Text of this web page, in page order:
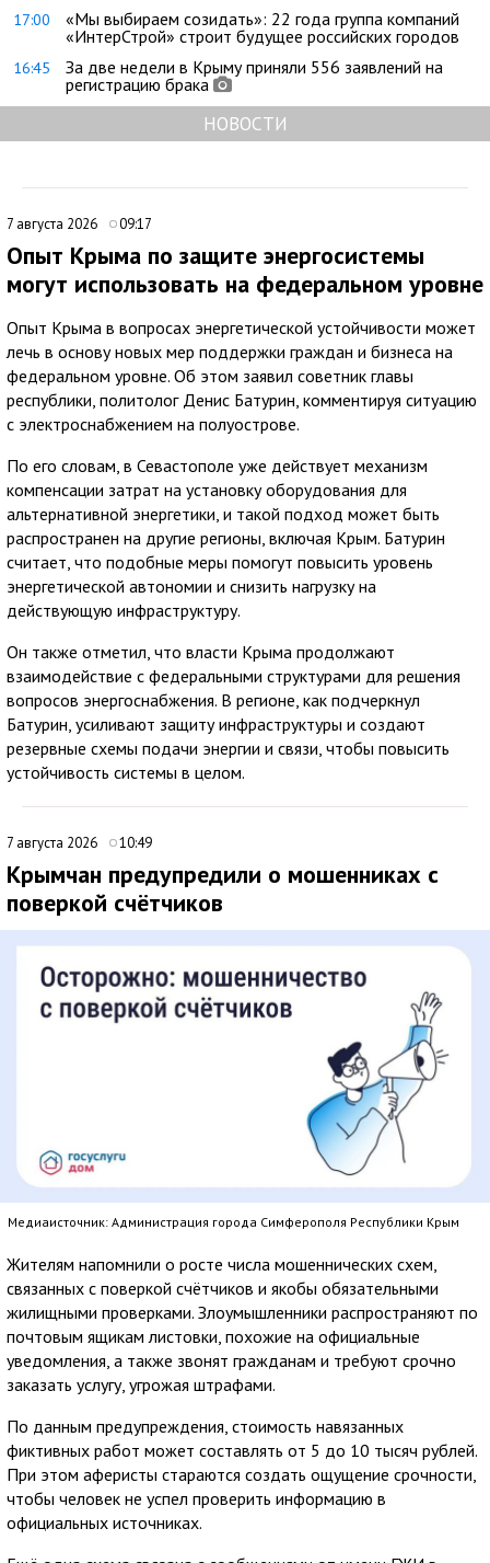
17:00
«Мы выбираем созидать»: 22 года группа компаний
«ИнтерСтрой» строит будущее российских городов
16:45
За две недели в Крыму приняли 556 заявлений на
регистрацию брака
НОВОСТИ
7 августа 2026 09:17
Опыт Крыма по защите энергосистемы
могут использовать на федеральном уровне
Опыт Крыма в вопросах энергетической устойчивости может
лечь в основу новых мер поддержки граждан и бизнеса на
федеральном уровне. Об этом заявил советник главы
республики, политолог Денис Батурин, комментируя ситуацию
с электроснабжением на полуострове.
По его словам, в Севастополе уже действует механизм
компенсации затрат на установку оборудования для
альтернативной энергетики, и такой подход может быть
распространен на другие регионы, включая Крым. Батурин
считает, что подобные меры помогут повысить уровень
энергетической автономии и снизить нагрузку на
действующую инфраструктуру.
Он также отметил, что власти Крыма продолжают
взаимодействие с федеральными структурами для решения
вопросов энергоснабжения. В регионе, как подчеркнул
Батурин, усиливают защиту инфраструктуры и создают
резервные схемы подачи энергии и связи, чтобы повысить
устойчивость системы в целом.
7 августа 2026 10:49
Крымчан предупредили о мошенниках с
поверкой счётчиков
Медиаисточник: Администрация города Симферополя Республики Крым
Жителям напомнили о росте числа мошеннических схем,
связанных с поверкой счётчиков и якобы обязательными
жилищными проверками. Злоумышленники распространяют по
почтовым ящикам листовки, похожие на официальные
уведомления, а также звонят гражданам и требуют срочно
заказать услугу, угрожая штрафами.
По данным предупреждения, стоимость навязанных
фиктивных работ может составлять от 5 до 10 тысяч рублей.
При этом аферисты стараются создать ощущение срочности,
чтобы человек не успел проверить информацию в
официальных источниках.